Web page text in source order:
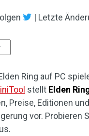
| Letzte
Ring auf PC
stellt Elden
Preise, Editionen
vor. Probieren